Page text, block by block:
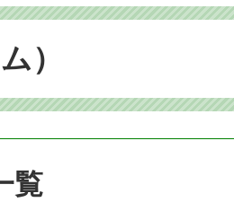
）
覧